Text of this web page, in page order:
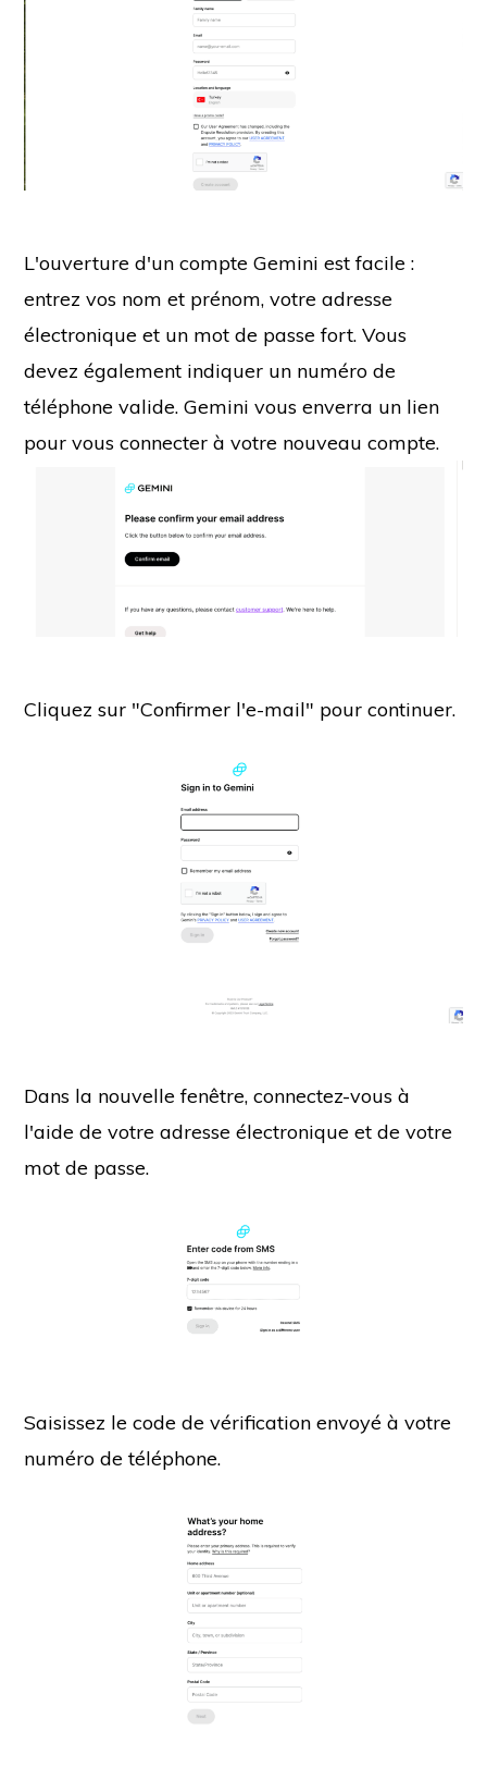
L'ouverture d'un compte Gemini est facile :
entrez vos nom et prénom, votre adresse
électronique et un mot de passe fort. Vous
devez également indiquer un numéro de
téléphone valide.Gemini vous enverra un lien
pour vous connecter à votre nouveau compte.
Cliquez sur "Confirmer l'e-mail" pour continuer.
Dans la nouvelle fenêtre, connectez-vous à
l'aide de votre adresse électronique et de votre
mot de passe.
Saisissez le code de vérification envoyé à votre
numéro de téléphone.